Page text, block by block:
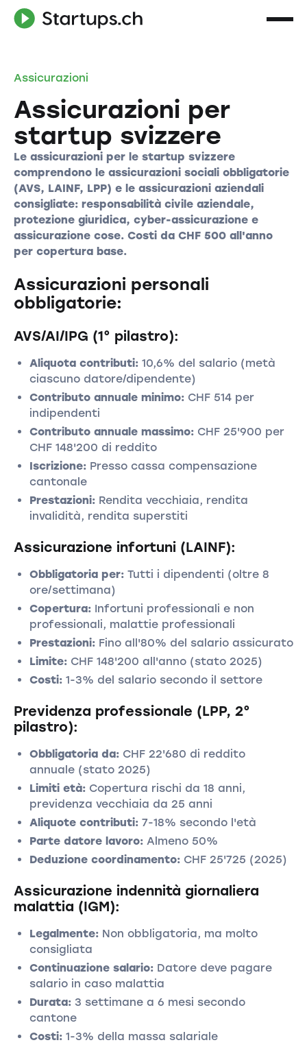
Assicurazioni
Assicurazioni per
startup svizzere
Le assicurazioni per le startup svizzere
comprendono le assicurazioni sociali obbligatorie
(AVS, LAINF, LPP) e le assicurazioni aziendali
consigliate: responsabilità civile aziendale,
protezione giuridica, cyber-assicurazione e
assicurazione cose. Costi da CHF 500 all'anno
per copertura base.
Assicurazioni personali
obbligatorie:
AVS/AI/IPG (1° pilastro):
Aliquota contributi: 10,6% del salario (metà
ciascuno datore/dipendente)
Contributo annuale minimo: CHF 514 per
indipendenti
Contributo annuale massimo: CHF 25'900 per
CHF 148'200 di reddito
Iscrizione: Presso cassa compensazione
cantonale
Prestazioni: Rendita vecchiaia, rendita
invalidità, rendita superstiti
Assicurazione infortuni (LAINF):
Obbligatoria per: Tutti i dipendenti (oltre 8
ore/settimana)
Copertura: Infortuni professionali e non
professionali, malattie professionali
Prestazioni: Fino all'80% del salario assicurato
Limite: CHF 148'200 all'anno (stato 2025)
Costi: 1-3% del salario secondo il settore
Previdenza professionale (LPP, 2°
pilastro):
Obbligatoria da: CHF 22'680 di reddito
annuale (stato 2025)
Limiti età: Copertura rischi da 18 anni,
previdenza vecchiaia da 25 anni
Aliquote contributi: 7-18% secondo l'età
Parte datore lavoro: Almeno 50%
Deduzione coordinamento: CHF 25'725 (2025)
Assicurazione indennità giornaliera
malattia (IGM):
Legalmente: Non obbligatoria, ma molto
consigliata
Continuazione salario: Datore deve pagare
salario in caso malattia
Durata: 3 settimane a 6 mesi secondo
cantone
Costi: 1-3% della massa salariale